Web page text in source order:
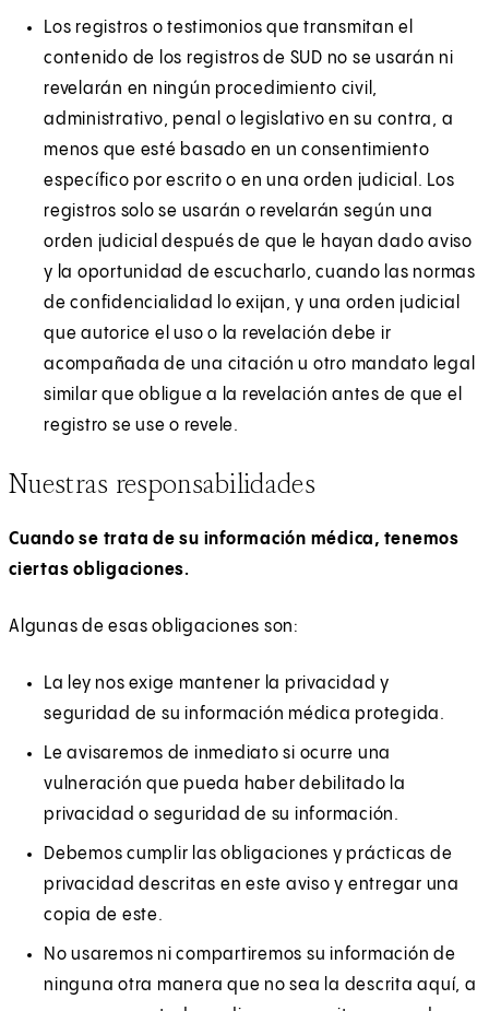
Los registros o testimonios que transmitan el
contenido de los registros de SUD no se usarán ni
revelarán en ningún procedimiento civil,
administrativo, penal o legislativo en su contra, a
menos que esté basado en un consentimiento
específico por escrito o en una orden judicial. Los
registros solo se usarán o revelarán según una
orden judicial después de que le hayan dado aviso
y la oportunidad de escucharlo, cuando las normas
de confidencialidad lo exijan, y una orden judicial
que autorice el uso o la revelación debe ir
acompañada de una citación u otro mandato legal
similar que obligue a la revelación antes de que el
registro se use o revele.
Nuestras responsabilidades
Cuando se trata de su información médica, tenemos
ciertas obligaciones.
Algunas de esas obligaciones son:
La ley nos exige mantener la privacidad y
seguridad de su información médica protegida.
Le avisaremos de inmediato si ocurre una
vulneración que pueda haber debilitado la
privacidad o seguridad de su información.
Debemos cumplir las obligaciones y prácticas de
privacidad descritas en este aviso y entregar una
copia de este.
No usaremos ni compartiremos su información de
ninguna otra manera que no sea la descrita aquí, a